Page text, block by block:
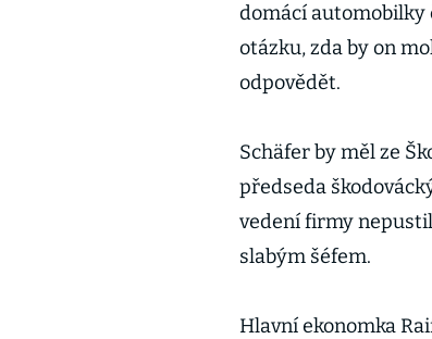
domácí automobilky
otázku, zda by on
odpovědět.
Schäfer by měl ze
předseda
vedení firmy
slabým šéfem.
Hlavní ekonomka